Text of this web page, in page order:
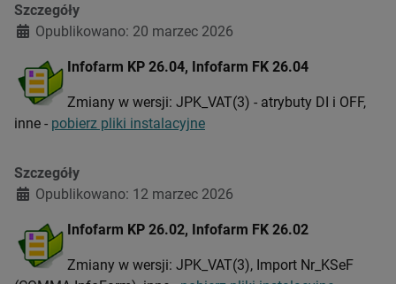
Szczegóły
Opublikowano: 20 marzec 2026
Infofarm KP 26.04, Infofarm FK 26.04
Zmiany w wersji: JPK_VAT(3) - atrybuty DI i OFF,
inne - pobierz pliki instalacyjne
Szczegóły
Opublikowano: 12 marzec 2026
Infofarm KP 26.02, Infofarm FK 26.02
Zmiany w wersji: JPK_VAT(3), Import Nr_KSeF